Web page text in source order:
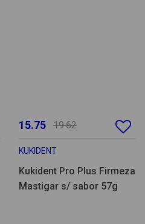
15.75 19.62
KUKIDENT
Kukident Pro Plus Firmeza
Mastigar s/ sabor 57g